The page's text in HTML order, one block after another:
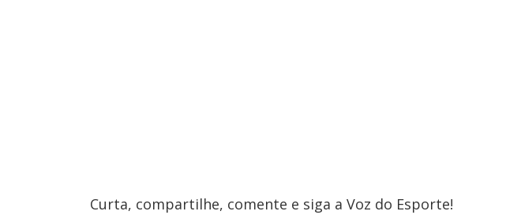
Curta, compartilhe, comente e siga a Voz do Esporte!